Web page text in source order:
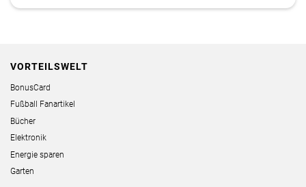
VORTEILSWELT
BonusCard
Fußball Fanartikel
Bücher
Elektronik
Energie sparen
Garten